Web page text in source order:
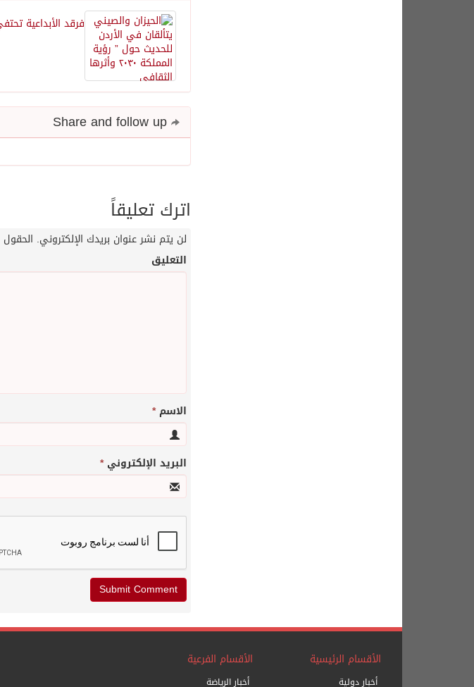
فرقد الأبداعية
اترك تعليقاً
لن يتم نشر عنوان بريدك الإلكتروني. الحقول
التعليق
الاسم*
البريد الإلكتروني*
الأقسام الرئيسية
أخبار دولية
الأقسام الفرعية
أخبار الرياضة